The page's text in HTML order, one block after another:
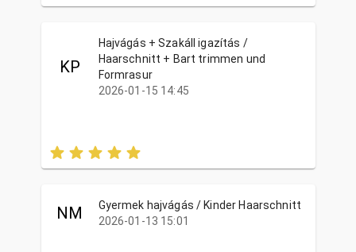
KP
Hajvágás + Szakáll igazítás /
Haarschnitt + Bart trimmen und
Formrasur
2026-01-15 14:45
NM
Gyermek hajvágás / Kinder Haarschnitt
2026-01-13 15:01